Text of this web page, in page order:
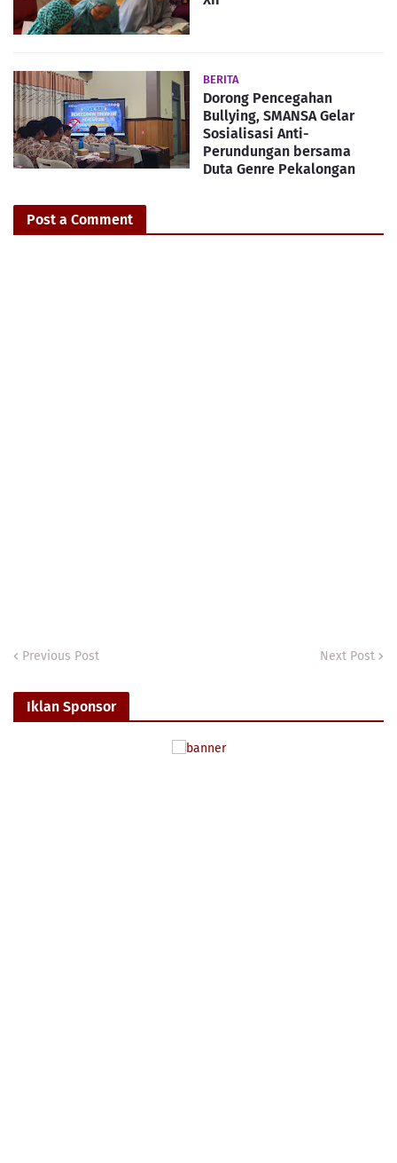
BERITA
Dorong Pencegahan
Bullying, SMANSA Gelar
Sosialisasi Anti-
Perundungan bersama
Duta Genre Pekalongan
Post a Comment
Previous Post Next Post
Iklan Sponsor